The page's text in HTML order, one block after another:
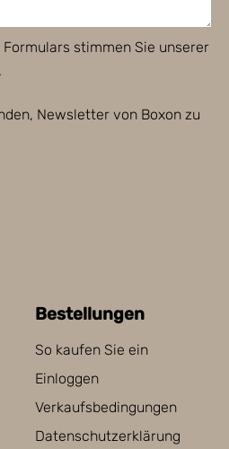
stimmen Sie unserer
Newsletter von Boxon zu
Bestellungen
So kaufen Sie ein
Einloggen
Verkaufsbedingungen
Datenschutzerklärung